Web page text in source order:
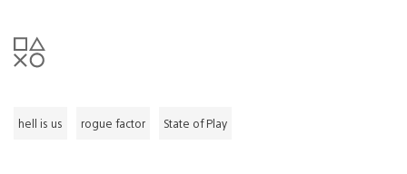
hell is us rogue factor State of Play